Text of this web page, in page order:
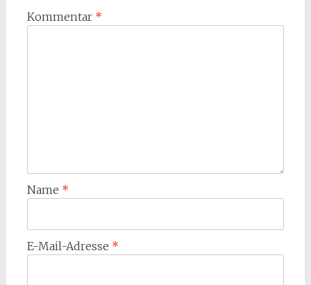
Kommentar *
Name *
E-Mail-Adresse *